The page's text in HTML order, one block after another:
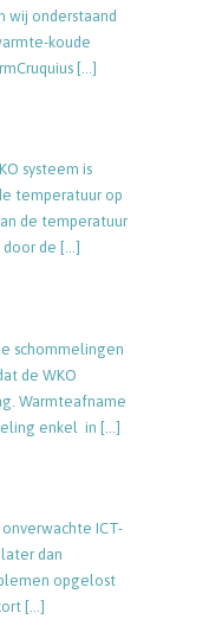
wij onderstaand
koude
[…]
systeem is
temperatuur op
de temperatuur
de […]
schommelingen
de WKO
Warmteafname
enkel in […]
ICT-
dan
opgelost
[…]